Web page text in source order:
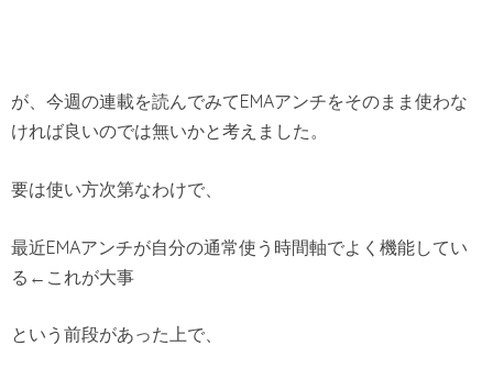
が、今週の連載を読んでみてEMAアンチをそのまま使わな
ければ良いのでは無いかと考えました。
要は使い方次第なわけで、
最近EMAアンチが自分の通常使う時間軸でよく機能してい
る←これが大事
という前段があった上で、